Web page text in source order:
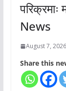
News
August 7, 2026
Share this